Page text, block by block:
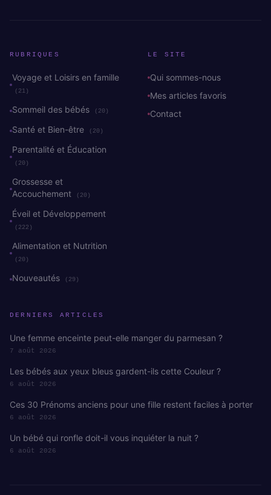
RUBRIQUES
Voyage et Loisirs en famille
(21)
Sommeil des bébés (20)
Santé et Bien-être (20)
Parentalité et Éducation
(20)
Grossesse et
Accouchement
(20)
Éveil et Développement
(222)
Alimentation et Nutrition
(20)
Nouveautés (29)
LE SITE
Qui sommes-nous
Mes articles favoris
Contact
DERNIERS ARTICLES
Une femme enceinte peut-elle manger du parmesan ?
7 août 2026
Les bébés aux yeux bleus gardent-ils cette Couleur ?
6 août 2026
Ces 30 Prénoms anciens pour une fille restent faciles à porter
6 août 2026
Un bébé qui ronfle doit-il vous inquiéter la nuit ?
6 août 2026